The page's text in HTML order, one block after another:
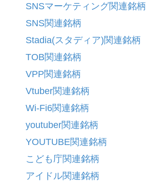
SNSマーケティング関連銘柄
SNS関連銘柄
Stadia(スタディア)関連銘柄
TOB関連銘柄
VPP関連銘柄
Vtuber関連銘柄
Wi-Fi6関連銘柄
youtuber関連銘柄
YOUTUBE関連銘柄
こども庁関連銘柄
アイドル関連銘柄